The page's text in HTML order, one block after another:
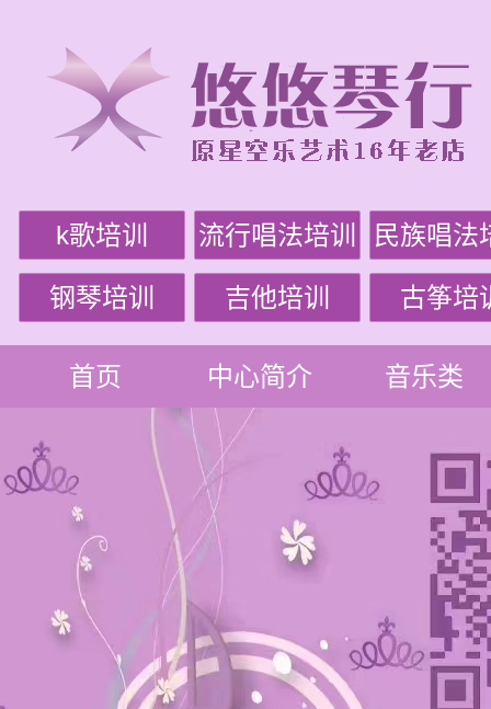
k歌培训 流行唱法培训 民族唱法
钢琴培训 吉他培训 古筝培
首页 中心简介 音乐类